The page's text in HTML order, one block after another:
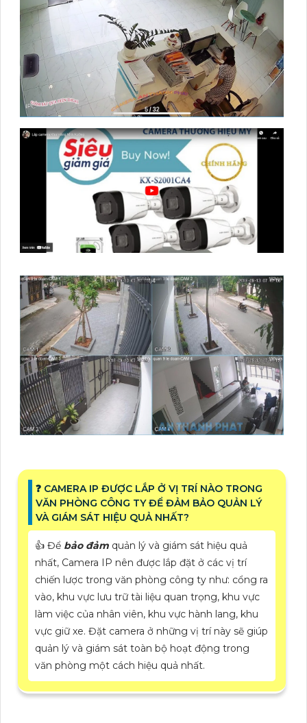
❓ CAMERA IP ĐƯỢC LẮP Ở VỊ TRÍ NÀO TRONG
VĂN PHÒNG CÔNG TY ĐỂ ĐẢM BẢO QUẢN LÝ
VÀ GIÁM SÁT HIỆU QUẢ NHẤT?
👍 Để bảo đảm quản lý và giám sát hiệu quả
nhất, Camera IP nên được lắp đặt ở các vị trí
chiến lược trong văn phòng công ty như: cổng ra
vào, khu vực lưu trữ tài liệu quan trọng, khu vực
làm việc của nhân viên, khu vực hành lang, khu
vực giữ xe. Đặt camera ở những vị trí này sẽ giúp
quản lý và giám sát toàn bộ hoạt động trong
văn phòng một cách hiệu quả nhất.